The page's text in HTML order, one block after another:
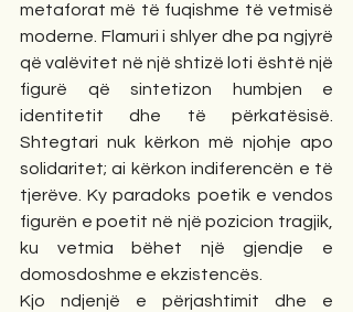
metaforat më të fuqishme të vetmisë
moderne. Flamuri i shlyer dhe pa ngjyrë
që valëvitet në një shtizë loti është një
figurë që sintetizon humbjen e
identitetit dhe të përkatësisë.
Shtegtari nuk kërkon më njohje apo
solidaritet; ai kërkon indiferencën e të
tjerëve. Ky paradoks poetik e vendos
figurën e poetit në një pozicion tragjik,
ku vetmia bëhet një gjendje e
domosdoshme e ekzistencës.
Kjo ndjenjë e përjashtimit dhe e